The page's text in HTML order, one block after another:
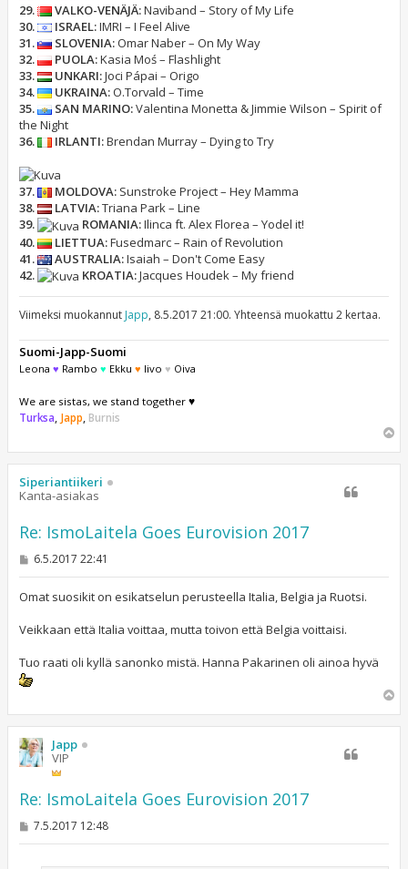
29. VALKO-VENÄJÄ:Naviband – Story of My Life
30.
ISRAEL:IMRI – I Feel Alive
31.
SLOVENIA:Omar Naber – On My Way
32.
PUOLA:Kasia Moś – Flashlight
33.
UNKARI:Joci Pápai – Origo
34.
UKRAINA:O.Torvald – Time
35.
SAN MARINO:Valentina Monetta & Jimmie Wilson – Spirit of
the Night
36.
IRLANTI:Brendan Murray – Dying to Try
37. MOLDOVA: Sunstroke Project – Hey Mamma
38.
LATVIA:Triana Park – Line
39.
ROMANIA:Ilinca ft. Alex Florea – Yodel it!
40.
LIETTUA:Fusedmarc – Rain of Revolution
41.
AUSTRALIA:Isaiah – Don't Come Easy
42.
KROATIA:Jacques Houdek – My friend
Viimeksi muokannut Japp, 8.5.2017 21:00. Yhteensä muokattu 2 kertaa.
Suomi-Japp-Suomi
Leona ♥ Rambo ♥ Ekku ♥ Iivo ♥ Oiva
We are sistas, we stand together ♥
Turksa Japp Burnis
ö
Siperiantiikeri
Kanta-asiakas
Re: IsmoLaitela Goes Eurovision 2017
V
s
6.5.2017 22:41
Omat suosikit on esikatselun perusteella Italia, Belgia ja Ruotsi.
Veikkaan että Italia voittaa, mutta toivon että Belgia voittaisi.
Tuo raati oli kyllä sanonko mistä. Hanna Pakarinen oli ainoa hyvä
ö
Japp
VIP
Re: IsmoLaitela Goes Eurovision 2017
V7.5.2017 12:48